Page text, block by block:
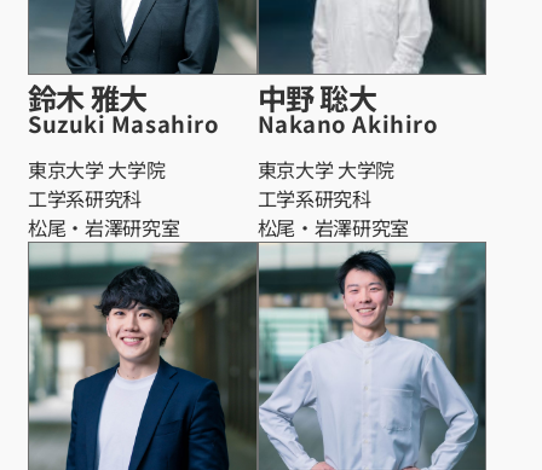
鈴木 雅大
Suzuki Masahiro
東京大学 大学院
工学系研究科
松尾・岩澤研究室
中野 聡大
Nakano Akihiro
東京大学 大学院
工学系研究科
松尾・岩澤研究室